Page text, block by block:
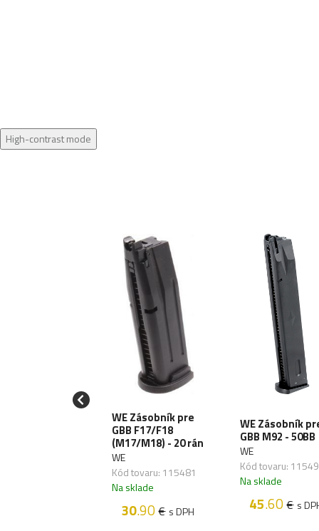
High-contrast mode
WE Zásobník pre
GBB F17/F18
(M17/M18) - 20 rán
WE
Kód tovaru: 115481
Na sklade
30.90€ s DPH
WE Zásobník
GBB M92 - 50BB
WE
Kód tovaru:
Na sklade
45.60€ s